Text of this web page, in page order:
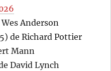
Anderson
de Richard Pottier
Mann
David Lynch